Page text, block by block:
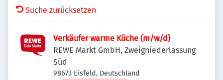
Suche zurücksetzen
Verkäufer warme Küche (m/w/d)
REWE Markt GmbH, Zweigniederlassung
Süd
98673 Eisfeld, Deutschland